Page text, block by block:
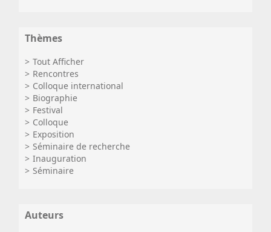
Thèmes
Tout Afficher
Rencontres
Colloque international
Biographie
Festival
Colloque
Exposition
Séminaire de recherche
Inauguration
Séminaire
Auteurs